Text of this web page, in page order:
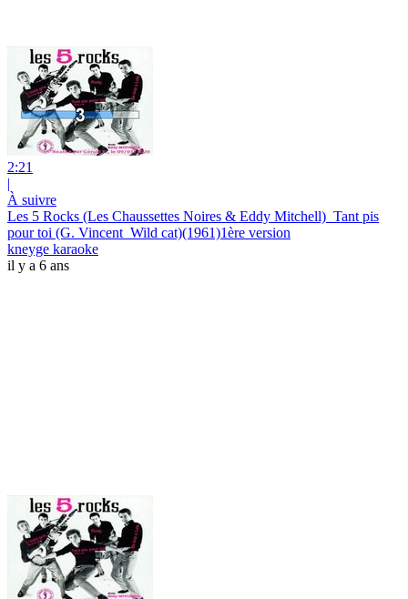
2:21
|
À suivre
Les 5 Rocks (Les Chaussettes Noires & Eddy Mitchell)_Tant pis
pour toi (G. Vincent_Wild cat)(1961)1ère version
kneyge karaoke
il y a 6 ans